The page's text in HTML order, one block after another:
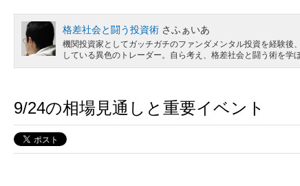
格差社会と闘う投資術 さふぁいあ
機関投資家としてガッチガチのファンダメンタル投資を経験後
している異色のトレーダー。自ら考え、格差社会と闘う術を学
9/24の相場見通しと重要イベント